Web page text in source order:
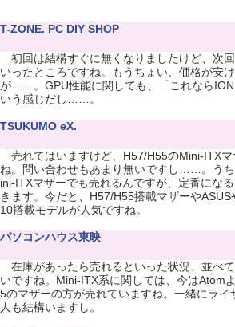
T-ZONE. PC DIY SHOP
初回は結構すぐに無くなりましたけど、次
いったところですね。もうちょい、価格が安
が……。GPU性能に関しても、「これならION
いう感じだし……。
TSUKUMO eX.
売れてはいますけど、H57/H55のMini-ITXマ
ね。問い合わせもあまり無いですし……。う
ini-ITXマザーでも売れるんですが、定番にな
きます。今だと、H57/H55搭載マザーや
10搭載モデルが人気ですね。
パソコンハウス東映
在庫があったら売れるといった状況、並べ
いですね。Mini-ITX系に関しては、今はAtom
5のマザーの方が売れていますね。一緒にライ
人も結構いますし。